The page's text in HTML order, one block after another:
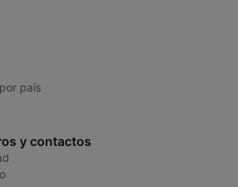
país
y contactos